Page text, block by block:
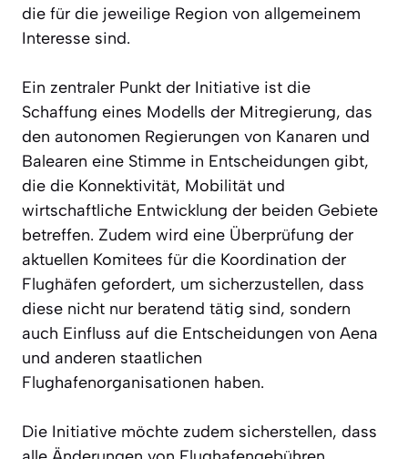
die für die jeweilige Region von allgemeinem
Interesse sind.
Ein zentraler Punkt der Initiative ist die
Schaffung eines Modells der Mitregierung, das
den autonomen Regierungen von Kanaren und
Balearen eine Stimme in Entscheidungen gibt,
die die Konnektivität, Mobilität und
wirtschaftliche Entwicklung der beiden Gebiete
betreffen. Zudem wird eine Überprüfung der
aktuellen Komitees für die Koordination der
Flughäfen gefordert, um sicherzustellen, dass
diese nicht nur beratend tätig sind, sondern
auch Einfluss auf die Entscheidungen von Aena
und anderen staatlichen
Flughafenorganisationen haben.
Die Initiative möchte zudem sicherstellen, dass